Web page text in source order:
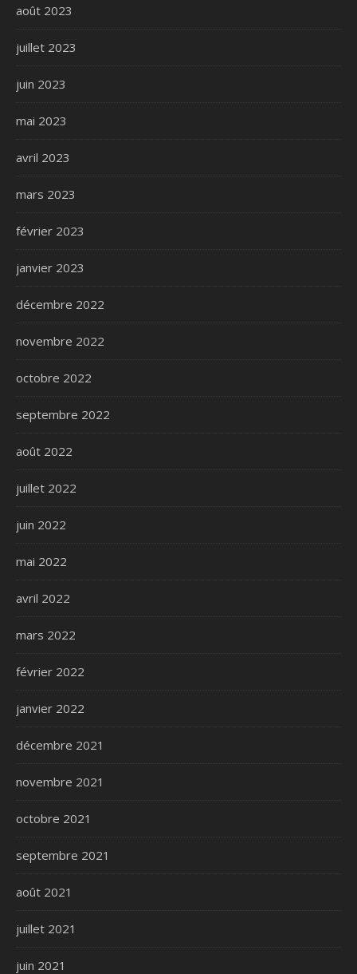
août 2023
juillet 2023
juin 2023
mai 2023
avril 2023
mars 2023
février 2023
janvier 2023
décembre 2022
novembre 2022
octobre 2022
septembre 2022
août 2022
juillet 2022
juin 2022
mai 2022
avril 2022
mars 2022
février 2022
janvier 2022
décembre 2021
novembre 2021
octobre 2021
septembre 2021
août 2021
juillet 2021
juin 2021